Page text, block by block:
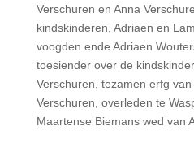
Verschuren en Anna
kindskinderen, Adriaen en
voogden ende Adriaen
toesiender over de
Verschuren, tezamen erfg
Verschuren, overleden te
Maartense Biemans wed van